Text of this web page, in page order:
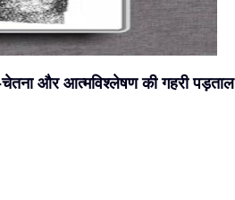
चेतना और आत्मविश्लेषण की गहरी पड़ताल